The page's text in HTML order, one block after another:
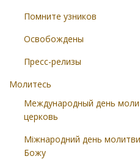
Помните узников
Освобождены
Пресс-релизы
Молитесь
Международный день
церковь
Міжнародний день молитви
Божу